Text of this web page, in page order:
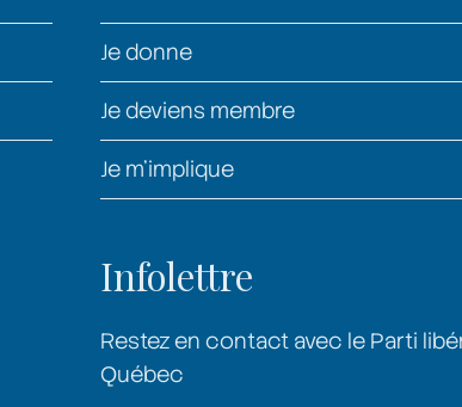
Je donne
Je deviens membre
Je m’implique
Infolettre
Restez en contact avec le Parti
Québec